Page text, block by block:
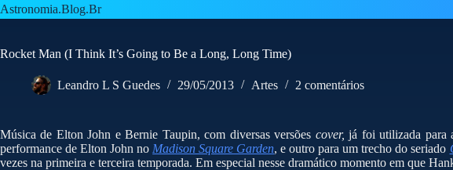
Pular
para
conteúdo
Astronomia.Blog.Br
Rocket Man (I Think It’s Going to Be a Long, Long Time)
Leandro L S Guedes 29/05/2013 Artes 2 comentários
Música de Elton John e Bernie Taupin, com diversas versões cover, já foi utilizada para
performance de Elton John no Madison Square Garden, e outro para um trecho do seriado
vezes na primeira e terceira temporada. Em especial nesse dramático momento em que